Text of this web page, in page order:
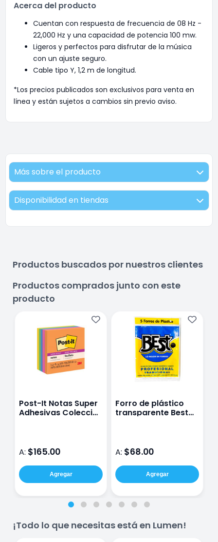
Acerca del producto
Cuentan con respuesta de frecuencia de 08 Hz -
22,000 Hz y una capacidad de potencia 100 mw.
Ligeros y perfectos para disfrutar de la música
con un ajuste seguro.
Cable tipo Y, 1,2 m de longitud.
*Los precios publicados son exclusivos para venta en
línea y están sujetos a cambios sin previo aviso.
Más sobre el producto
Disponibilidad en tiendas
Productos buscados por nuestros clientes
Productos comprados junto con este
producto
Post-It Notas Super
Adhesivas Colección
A: $165.00
Agregar
Forro de plástico
transparente Best
A: $68.00
Agregar
¡Todo lo que necesitas está en Lumen!